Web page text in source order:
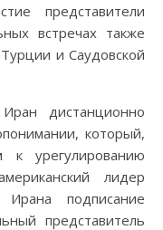
представители
встречах также
и Саудовской
дистанционно
который,
к урегулированию
лидер
подписание
представитель